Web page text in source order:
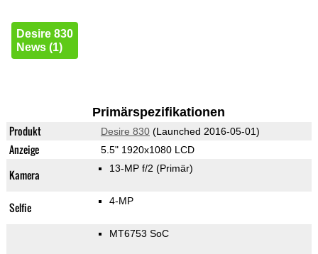
Desire 830
News (1)
Primärspezifikationen
Produkt Desire 830(Launched 2016-05-01)
Anzeige 5.5" 1920x1080 LCD
Kamera 13-MP f/2 (Primär)
Selfie 4-MP
MT6753 SoC